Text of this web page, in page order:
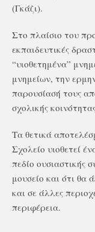
(Γκάζι).
Στο πλαίσιο του
εκπαιδευτικές
“υιοθετημένα”
μνημείων, την
παρουσίασή τους
σχολικής
Τα θετικά
Σχολείο υιοθετεί
πεδίο ουσιαστικής
μουσείο και ότι θα
και σε άλλες
περιφέρεια.